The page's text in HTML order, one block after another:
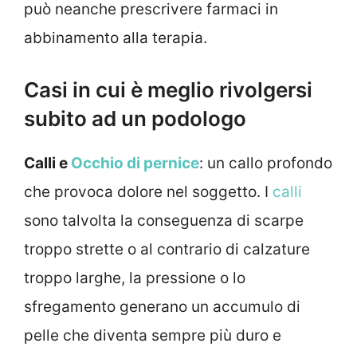
può neanche prescrivere farmaci in
abbinamento alla terapia.
Casi in cui è meglio rivolgersi
subito ad un podologo
Calli e Occhio di pernice: un callo profondo
che provoca dolore nel soggetto. I calli
sono talvolta la conseguenza di scarpe
troppo strette o al contrario di calzature
troppo larghe, la pressione o lo
sfregamento generano un accumulo di
pelle che diventa sempre più duro e